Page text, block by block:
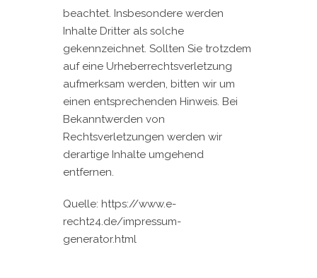
beachtet. Insbesondere werden
Inhalte Dritter als solche
gekennzeichnet. Sollten Sie trotzdem
auf eine Urheberrechtsverletzung
aufmerksam werden, bitten wir um
einen entsprechenden Hinweis. Bei
Bekanntwerden von
Rechtsverletzungen werden wir
derartige Inhalte umgehend
entfernen.
Quelle: https://www.e-
recht24.de/impressum-
generator.html